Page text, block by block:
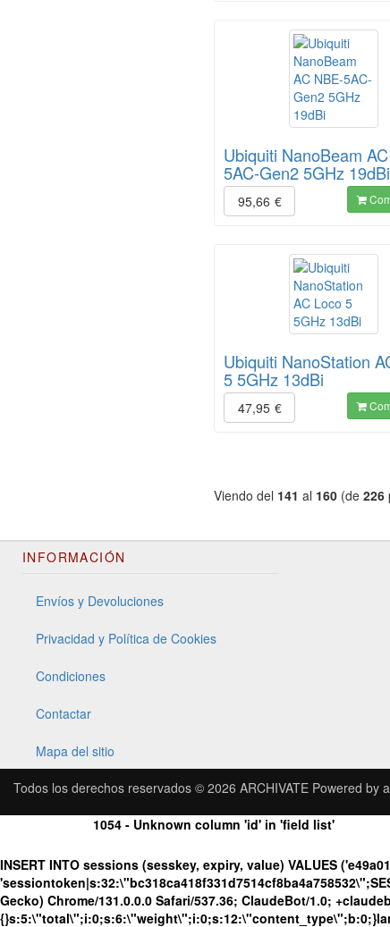
Ubiquiti NanoBeam
5AC-Gen2 5GHz 19dBi
95,66 €
Ubiquiti NanoStation
5 5GHz 13dBi
47,95 €
Viendo del 141 al 160 (de 226
INFORMACIÓN
Envíos y Devoluciones
Privacidad y Política de Cookies
Condiciones
Contactar
Mapa del sitio
Todos los derechos reservados © 2026 ARCHIVATE Powered by
1054 - Unknown column 'id' in 'field list'
INSERT INTO sessions (sesskey, expiry, value) VALUES
Gecko) Chrome/131.0.0.0 Safari/537.36; ClaudeBot/1.0;